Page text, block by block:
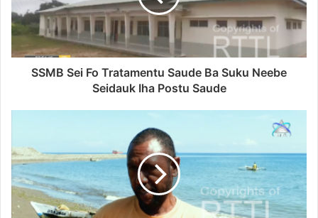
SSMB Sei Fo Tratamentu Saude Ba Suku Neebe
Seidauk Iha Postu Saude